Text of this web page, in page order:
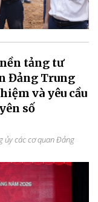
tảng tư
Đảng Trung
và yêu cầu
số
ủy các cơ quan Đảng